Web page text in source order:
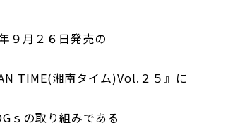
９月２６日発売の
TIME(湘南タイム)Vol.２５』に
ｓの取り組みである